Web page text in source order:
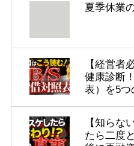
夏季休業
【経営者
健康診断
表）を5つ
【知らな
たら二度